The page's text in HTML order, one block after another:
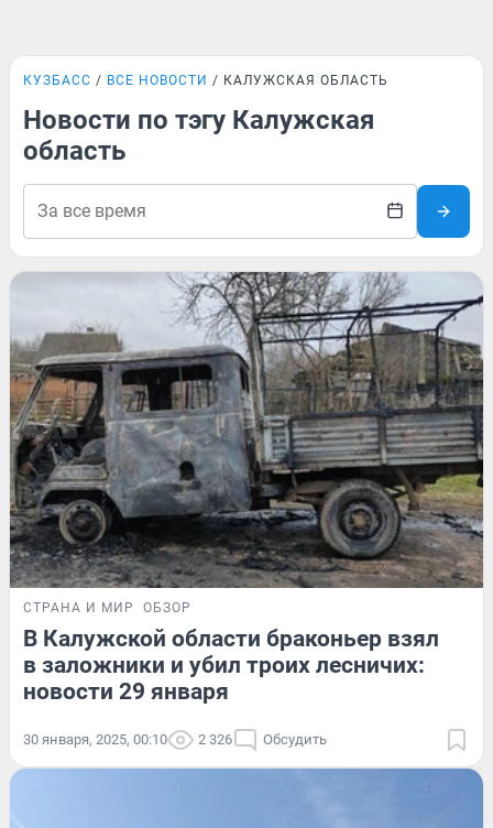
КУЗБАСС ВСЕ НОВОСТИ КАЛУЖСКАЯ ОБЛАСТЬ
Новости по тэгу Калужская
область
СТРАНА И МИР ОБЗОР
В Калужской области браконьер взял
в заложники и убил троих лесничих:
новости 29 января
30 января, 2025, 00:10 2 326 Обсудить